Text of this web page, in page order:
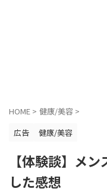
HOME > 健康/美容 >
広告
健康/美容
【体験談】メ
した感想